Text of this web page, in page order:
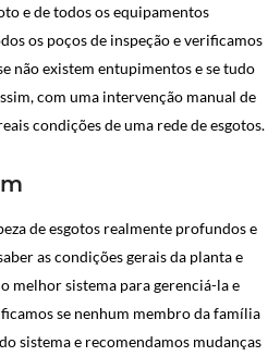
e de todos os equipamentos
os poços de inspeção e verificamos
não existem entupimentos e se tudo
com uma intervenção manual de
condições de uma rede de esgotos.
de esgotos realmente profundos e
as condições gerais da planta e
melhor sistema para gerenciá-la e
se nenhum membro da família
sistema e recomendamos mudanças